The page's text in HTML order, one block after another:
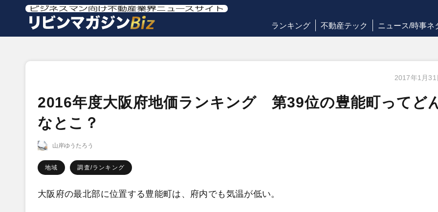
ランキング 不動産テック ニュース/時事ネ
2017年1月31
2016年度大阪府地価ランキング 第39位の豊能町ってど
なとこ？
山岸ゆうたろう
地域 調査/ランキング
大阪府の最北部に位置する豊能町は、府内でも気温が低い。